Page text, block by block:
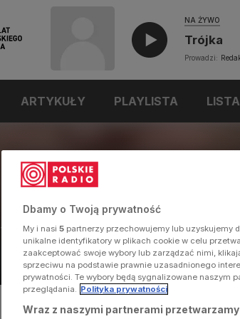
NA ŻYWO
Trójka
Prowadzi:
ARTYKUŁY PLAYLISTA
Marek
Wydawca
Dbamy o Twoją prywatność
My i nasi 5 partnerzy przechowujemy lub uzyskujemy
unikalne identyfikatory w plikach cookie w celu
zaakceptować swoje wybory lub zarządzać nimi,
sprzeciwu na podstawie prawnie uzasadnionego
prywatności. Te wybory będą sygnalizowane naszym
przeglądania. Polityka prywatności
Wraz z naszymi partnerami